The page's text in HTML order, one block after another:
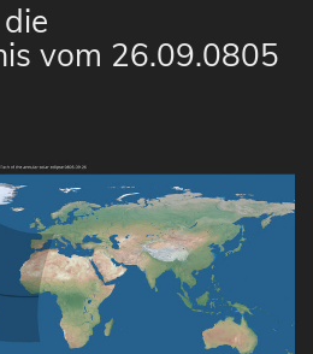
vom 26.09.0805